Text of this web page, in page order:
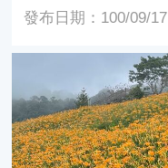
發布日期：100/09/17